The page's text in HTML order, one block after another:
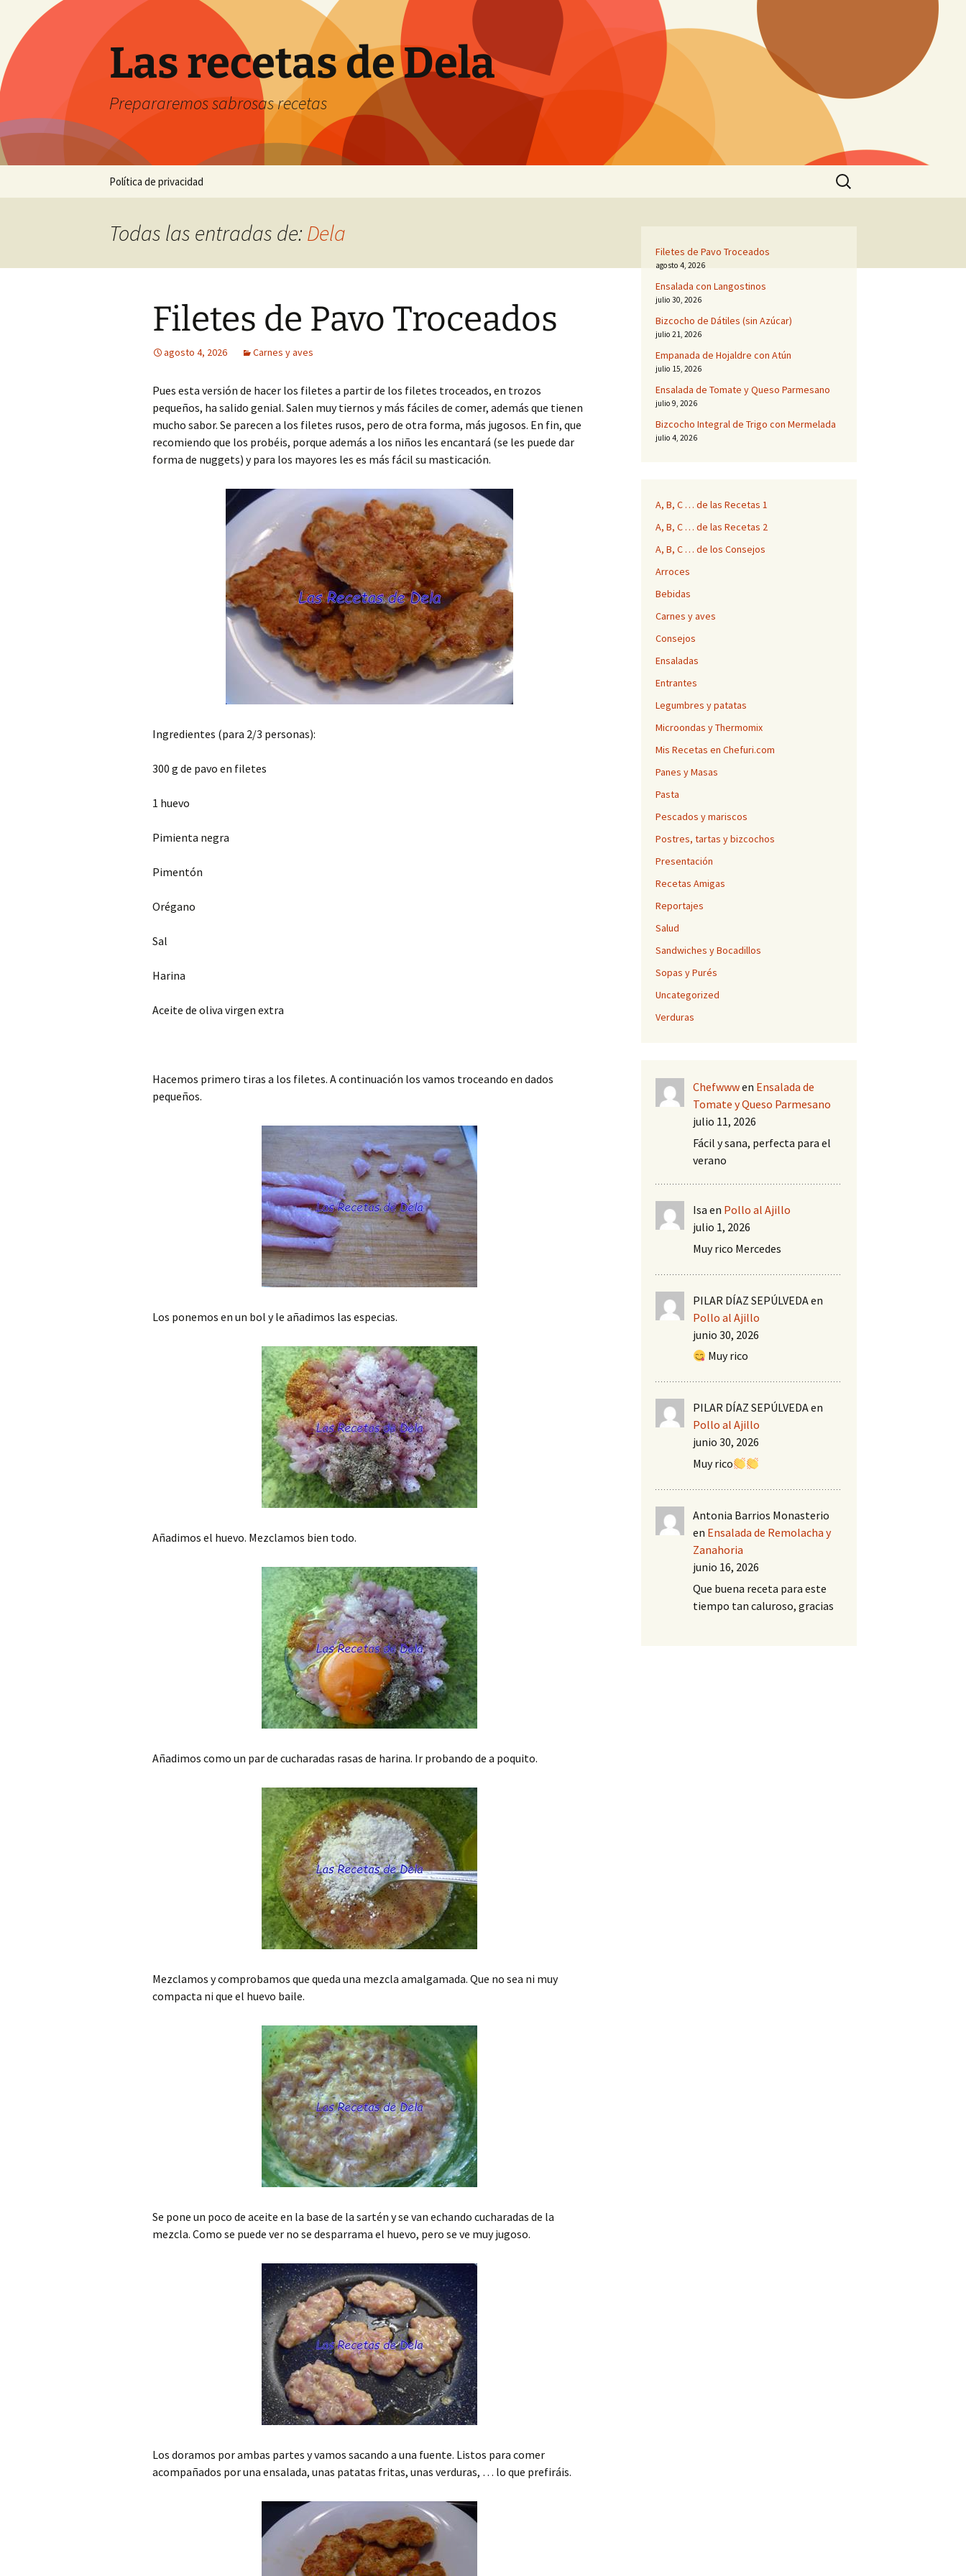
contenido
Las recetas de Dela
Prepararemos sabrosas recetas
Política de privacidad
Buscar:
Todas las entradas de: Dela
Filetes de Pavo Troceados
agosto 4, 2026 Carnes y aves
Pues esta versión de hacer los filetes a partir de los filetes troceados, en trozos
pequeños, ha salido genial. Salen muy tiernos y más fáciles de comer, además que tienen
mucho sabor. Se parecen a los filetes rusos, pero de otra forma, más jugosos. En fin, que
recomiendo que los probéis, porque además a los niños les encantará (se les puede dar
forma de nuggets) y para los mayores les es más fácil su masticación.
Ingredientes (para 2/3 personas):
300 g de pavo en filetes
1 huevo
Pimienta negra
Pimentón
Orégano
Sal
Harina
Aceite de oliva virgen extra
Hacemos primero tiras a los filetes. A continuación los vamos troceando en dados
pequeños.
Los ponemos en un bol y le añadimos las especias.
Añadimos el huevo. Mezclamos bien todo.
Añadimos como un par de cucharadas rasas de harina. Ir probando de a poquito.
Mezclamos y comprobamos que queda una mezcla amalgamada. Que no sea ni muy
compacta ni que el huevo baile.
Se pone un poco de aceite en la base de la sartén y se van echando cucharadas de la
mezcla. Como se puede ver no se desparrama el huevo, pero se ve muy jugoso.
Los doramos por ambas partes y vamos sacando a una fuente. Listos para comer
acompañados por una ensalada, unas patatas fritas, unas verduras, … lo que prefiráis.
Filetes de Pavo Troceados
agosto 4, 2026
Ensalada con Langostinos
julio 30, 2026
Bizcocho de Dátiles (sin Azúcar)
julio 21, 2026
Empanada de Hojaldre con Atún
julio 15, 2026
Ensalada de Tomate y Queso Parmesano
julio 9, 2026
Bizcocho Integral de Trigo con Mermelada
julio 4, 2026
A, B, C … de las Recetas 1
A, B, C … de las Recetas 2
A, B, C … de los Consejos
Arroces
Bebidas
Carnes y aves
Consejos
Ensaladas
Entrantes
Legumbres y patatas
Microondas y Thermomix
Mis Recetas en Chefuri.com
Panes y Masas
Pasta
Pescados y mariscos
Postres, tartas y bizcochos
Presentación
Recetas Amigas
Reportajes
Salud
Sandwiches y Bocadillos
Sopas y Purés
Uncategorized
Verduras
Chefwwwen Ensalada de
Tomate y Queso Parmesano
julio 11, 2026
Fácil y sana, perfecta para el
verano
Isa en Pollo al Ajillo
julio 1, 2026
Muy rico Mercedes
PILAR DÍAZ SEPÚLVEDAen
Pollo al Ajillo
junio 30, 2026
Muy rico
PILAR DÍAZ SEPÚLVEDAen
Pollo al Ajillo
junio 30, 2026
Muy rico
Antonia Barrios Monasterio
en Ensalada de Remolacha y
Zanahoria
junio 16, 2026
Que buena receta para este
tiempo tan caluroso, gracias